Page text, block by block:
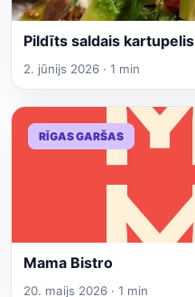
Pildīts saldais kartupelis
2. jūnijs 2026 · 1 min
RĪGAS GARŠAS
Mama Bistro
20. maijs 2026 · 1 min